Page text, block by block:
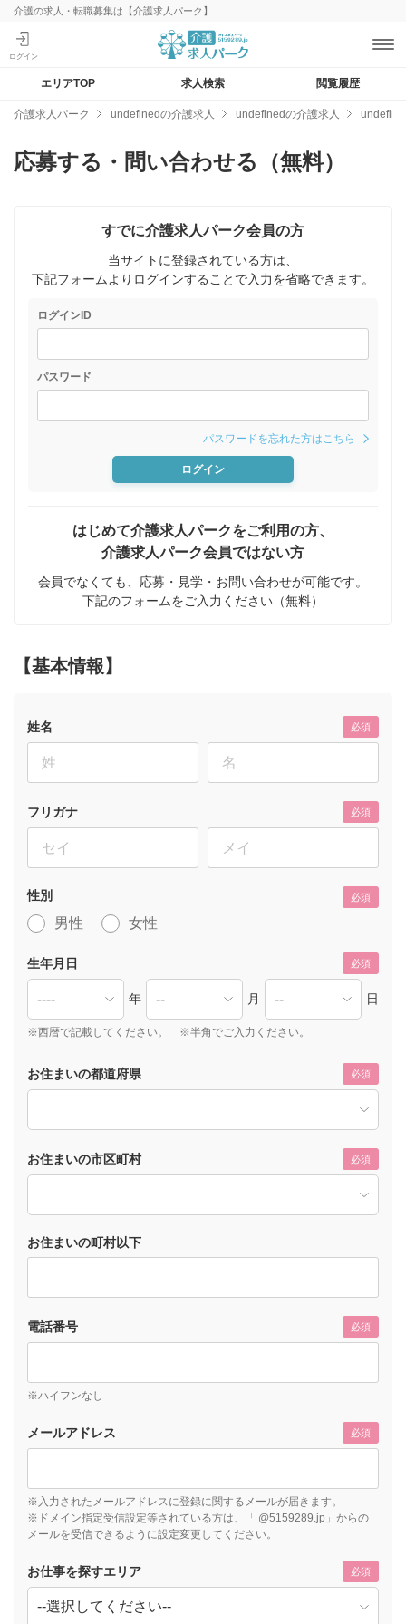
介護の求人・転職募集は【介護求人パーク】
エリアTOP 求人検索 閲覧履歴
介護求人パーク undefinedの介護求人 undefinedの介護求人
応募する・問い合わせる（無料）
すでに介護求人パーク会員の方
当サイトに登録されている方は、
下記フォームよりログインすることで入力を省略できます。
ログインID
パスワード
パスワードを忘れた方はこちら
ログイン
はじめて介護求人パークをご利用の方、
介護求人パーク会員ではない方
会員でなくても、応募・見学・お問い合わせが可能です。
下記のフォームをご入力ください（無料）
【基本情報】
姓名 必須
フリガナ 必須
性別 必須
男性 女性
生年月日 必須
年 月 日
※西暦で記載してください。 ※半角でご入力ください。
お住まいの都道府県 必須
お住まいの市区町村 必須
お住まいの町村以下
電話番号 必須
※ハイフンなし
メールアドレス 必須
※入力されたメールアドレスに登録に関するメールが届きます。
※ドメイン指定受信設定等されている方は、「 @5159289.jp」からの
メールを受信できるように設定変更してください。
お仕事を探すエリア 必須